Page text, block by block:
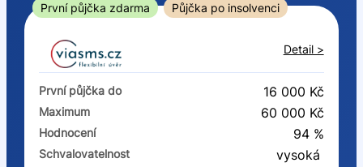
Od
První půjčka zdarma
–
ano
První půjčka zdarma Půjčka po insolvenci
Detail >
První půjčka do 16 000 Kč
Maximum 60 000 Kč
Hodnocení 94 %
Schvalovatelnost vysoká